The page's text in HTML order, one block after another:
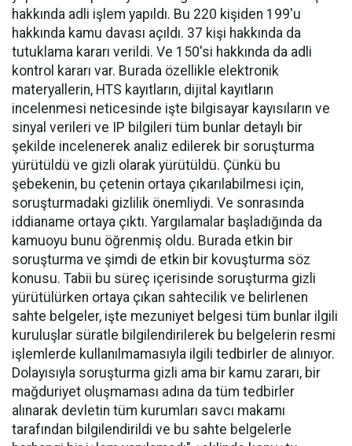
hakkında adli işlem yapıldı. Bu 220 kişiden 199'u
hakkında kamu davası açıldı. 37 kişi hakkında da
tutuklama kararı verildi. Ve 150'si hakkında da adli
kontrol kararı var. Burada özellikle elektronik
materyallerin, HTS kayıtların, dijital kayıtların
incelenmesi neticesinde işte bilgisayar kayısıların ve
sinyal verileri ve IP bilgileri tüm bunlar detaylı bir
şekilde incelenerek analiz edilerek bir soruşturma
yürütüldü ve gizli olarak yürütüldü. Çünkü bu
şebekenin, bu çetenin ortaya çıkarılabilmesi için,
soruşturmadaki gizlilik önemliydi. Ve sonrasında
iddianame ortaya çıktı. Yargılamalar başladığında da
kamuoyu bunu öğrenmiş oldu. Burada etkin bir
soruşturma ve şimdi de etkin bir kovuşturma söz
konusu. Tabii bu süreç içerisinde soruşturma gizli
yürütülürken ortaya çıkan sahtecilik ve belirlenen
sahte belgeler, işte mezuniyet belgesi tüm bunlar ilgili
kuruluşlar süratle bilgilendirilerek bu belgelerin resmi
işlemlerde kullanılmamasıyla ilgili tedbirler de alınıyor.
Dolayısıyla soruşturma gizli ama bir kamu zararı, bir
mağduriyet oluşmaması adına da tüm tedbirler
alınarak devletin tüm kurumları savcı makamı
tarafından bilgilendirildi ve bu sahte belgelerle